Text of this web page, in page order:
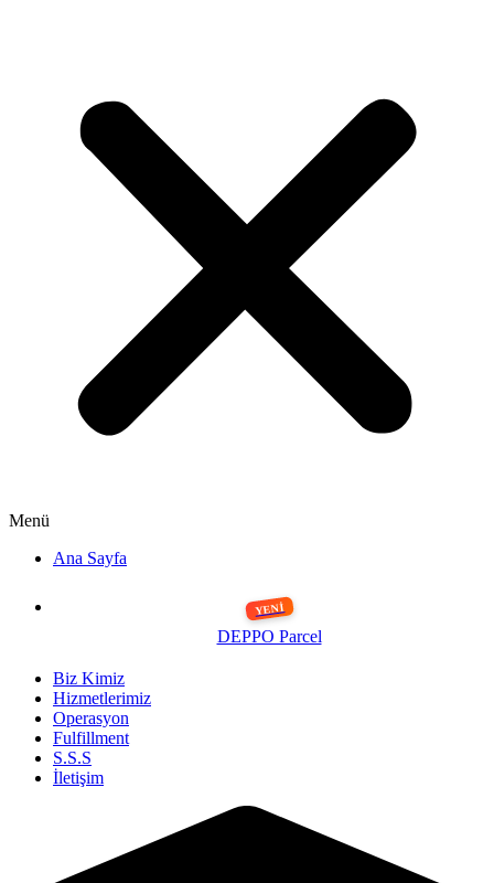
Menü
Ana Sayfa
DEPPO Parcel
Biz Kimiz
Hizmetlerimiz
Operasyon
Fulfillment
S.S.S
İletişim